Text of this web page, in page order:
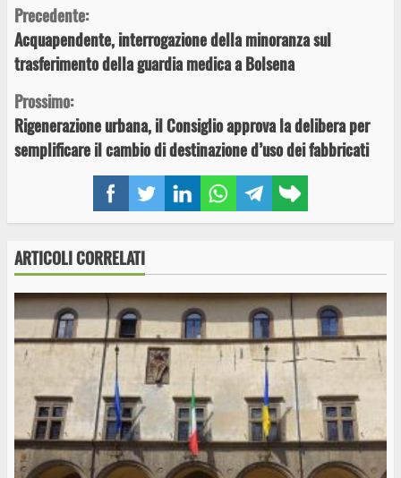
FacebookTwitterLinkedInWhatsAppTelegram
link
Continue
Reading
Precedente:
Acquapendente, interrogazione della minoranza sul
trasferimento della guardia medica a Bolsena
Prossimo:
Rigenerazione urbana, il Consiglio approva la delibera per
semplificare il cambio di destinazione d’uso dei fabbricati
ARTICOLI CORRELATI